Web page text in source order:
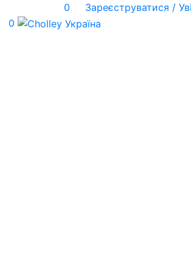
0
Зареєструватися /
0